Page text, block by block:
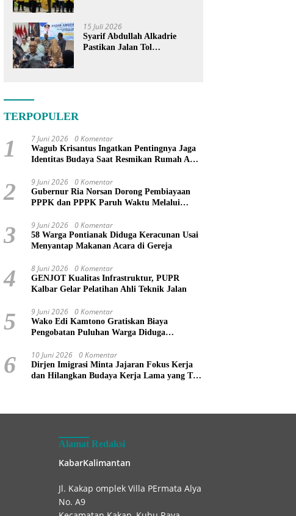
15 Juli 2026
Syarif Abdullah Alkadrie
Pastikan Jalan Tol
TERPOPULER
1 7 Juni 2026 0 Komentar
Wagub Krisantus Ingatkan Pentingnya Jaga
Identitas Budaya Saat Resmikan Rumah Adat
2 9 Juni 2026 0 Komentar
Gubernur Ria Norsan Dorong Pembiayaan
PPPK dan PPPK Paruh Waktu Melalui
3 9 Juni 2026 0 Komentar
58 Warga Pontianak Diduga Keracunan Usai
Menyantap Makanan Acara di Gereja
4 8 Juni 2026 0 Komentar
GENJOT Kualitas Infrastruktur, PUPR
Kalbar Gelar Pelatihan Ahli Teknik Jalan
5 9 Juni 2026 0 Komentar
Wako Edi Kamtono Gratiskan Biaya
Pengobatan Puluhan Warga Diduga
6 10 Juni 2026 0 Komentar
Dirjen Imigrasi Minta Jajaran Fokus Kerja
dan Hilangkan Budaya Kerja Lama yang Tak
Alamat Redaksi
KabarKalimantan
Jl. Kakap omplek Villa PErmata Alya
No. A9